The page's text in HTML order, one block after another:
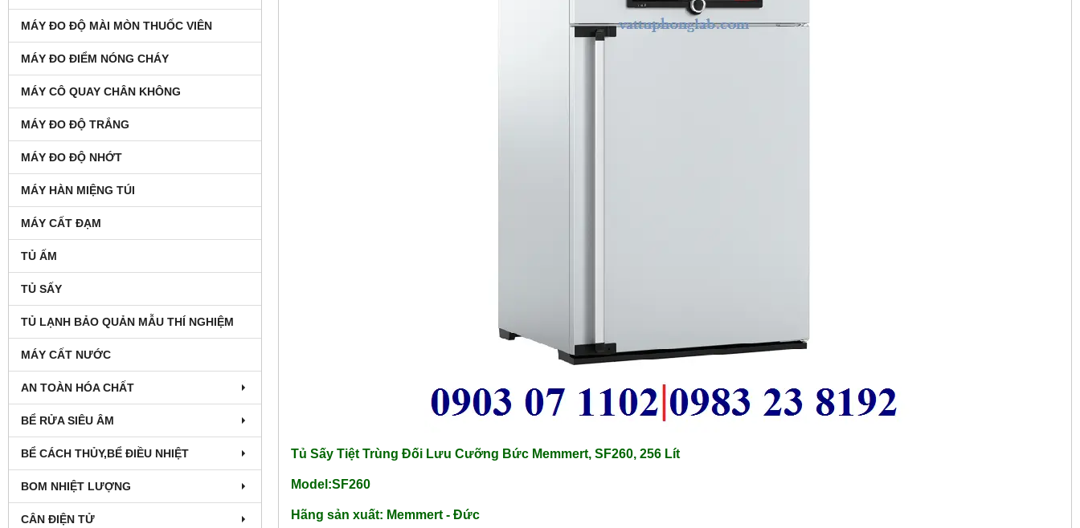
MÁY ĐO ĐỘ MÀI MÒN THUỐC VIÊN
MÁY ĐO ĐIỂM NÓNG CHÁY
MÁY CÔ QUAY CHÂN KHÔNG
MÁY ĐO ĐỘ TRẮNG
MÁY ĐO ĐỘ NHỚT
MÁY HÀN MIỆNG TÚI
MÁY CẤT ĐẠM
TỦ ẤM
TỦ SẤY
TỦ LẠNH BẢO QUẢN MẪU THÍ NGHIỆM
MÁY CẤT NƯỚC
AN TOÀN HÓA CHẤT
BỂ RỬA SIÊU ÂM
BỂ CÁCH THỦY,BỂ ĐIỀU NHIỆT
BOM NHIỆT LƯỢNG
CÂN ĐIỆN TỬ
Tủ Sấy Tiệt Trùng Đối Lưu Cưỡng Bức Memmert, SF260, 256 Lít
Model:SF260
Hãng sản xuất: Memmert - Đức